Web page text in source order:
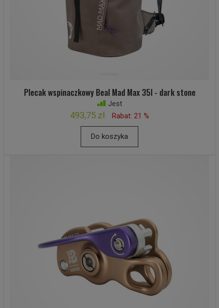
Plecak wspinaczkowy Beal Mad Max 35l - dark stone
Jest
493,75 zł Rabat: 21 %
Do koszyka